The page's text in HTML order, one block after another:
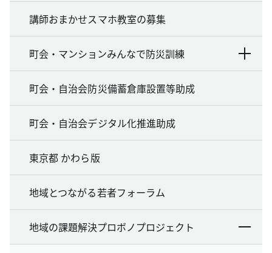
講師おまかせスマホ教室の募集
町会・マンションみんなで防災訓練
町会・自治会防災備蓄倉庫設置等助成
町会・自治会デジタル化推進助成
東京都 かわら版
地域とつながる若者フォーラム
地域の課題解決プロボノプロジェクト